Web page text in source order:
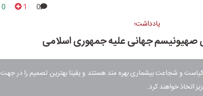
0
1
0
یادداشت؛
صهیونیسم جهانی علیه جمهوری اسلامی
و شجاعت بیشماری بهره مند هستند و یقینا بهترین تصمیم را در جهت
اتخاذ خواهند کرد.